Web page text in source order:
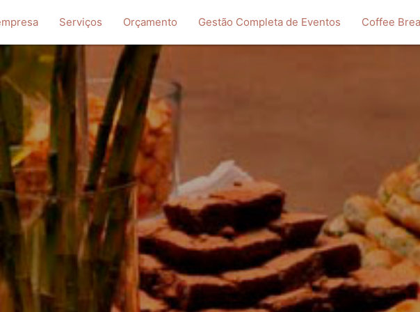
Serviços Orçamento Gestão Completa de Eventos Coffee